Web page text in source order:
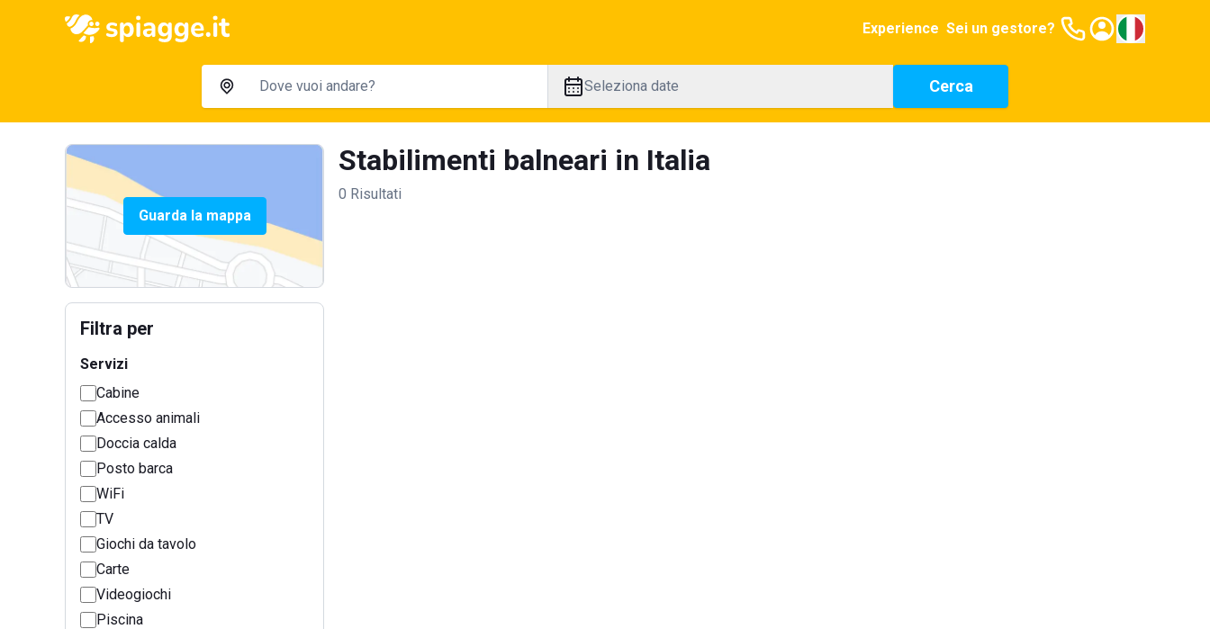
Experience Sei un gestore?
Seleziona date Cerca
Guarda la mappa
Filtra per
Servizi
Cabine
Accesso animali
Doccia calda
Posto barca
WiFi
TV
Giochi da tavolo
Carte
Videogiochi
Piscina
Stabilimenti balneari in Italia
0 Risultati